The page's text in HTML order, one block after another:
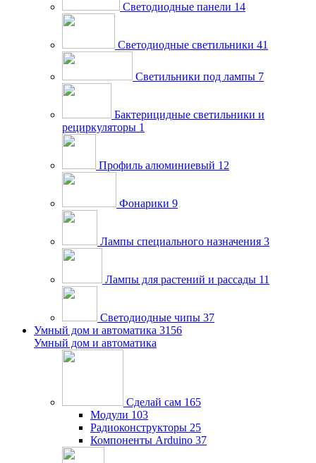
Светодиодные панели 14
Светодиодные светильники 41
Светильники под лампы 7
Бактерицидные светильники и
рециркуляторы 1
Профиль алюминиевый 12
Фонарики 9
Лампы специального назначения 3
Лампы для растений и рассады 11
Светодиодные чипы 37
Умный дом и автоматика 3156
Умный дом и автоматика
Сделай сам 165
Модули 103
Радиоконструкторы 25
Компоненты Arduino 37